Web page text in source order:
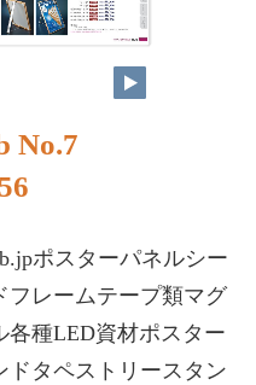
No.7
ポスターパネルシー
フレームテープ類マグ
各種LED資材ポスター
タペストリースタン